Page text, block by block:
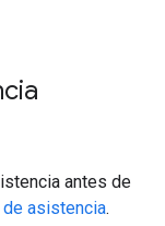
antes de
asistencia.